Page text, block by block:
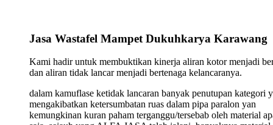
Jasa Wastafel Mampet Dukuhkarya Karawang
Kami hadir untuk membuktikan kinerja aliran kotor menjadi
dan aliran tidak lancar menjadi bertenaga kelancaranya.
dalam kamuflase ketidak lancaran banyak penutupan kategori
mengakibatkan ketersumbatan ruas dalam pipa paralon yan
kemungkinan kuran paham terganggu/tersebab oleh material